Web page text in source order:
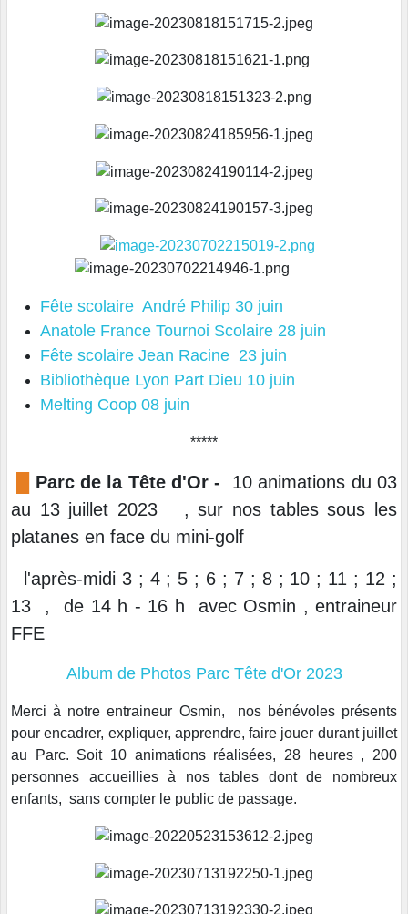
Fête scolaire André Philip 30 juin
Anatole France Tournoi Scolaire 28 juin
Fête scolaire Jean Racine 23 juin
Bibliothèque Lyon Part Dieu 10 juin
Melting Coop 08 juin
*****
Parc de la Tête d'Or - 10 animations du 03
au 13 juillet 2023 , sur nos tables sous les
platanes en face du mini-golf
l'après-midi 3 ; 4 ; 5 ; 6 ; 7 ; 8 ; 10 ; 11 ; 12 ;
13 , de 14 h - 16 h avec Osmin , entraineur
FFE
Album de Photos Parc Tête d'Or 2023
Merci à notre entraineur Osmin, nos bénévoles présents
pour encadrer, expliquer, apprendre, faire jouer durant juillet
au Parc. Soit 10 animations réalisées, 28 heures , 200
personnes accueillies à nos tables dont de nombreux
enfants, sans compter le public de passage.